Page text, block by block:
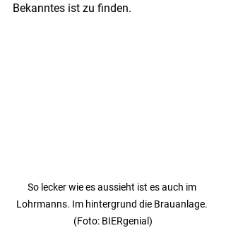
Bekanntes ist zu finden.
So lecker wie es aussieht ist es auch im
Lohrmanns. Im hintergrund die Brauanlage.
(Foto: BIERgenial)